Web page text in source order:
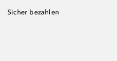
Sicher bezahlen